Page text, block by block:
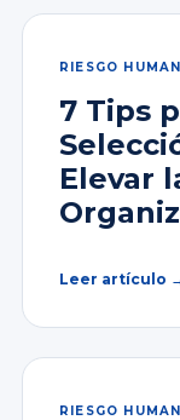
RIESGO
7 Tips
Elevar
Leer artículo
RIESGO